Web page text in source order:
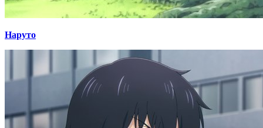
Наруто